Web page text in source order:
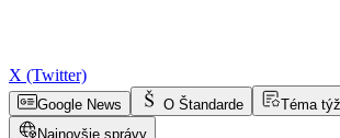
X (Twitter)
Google News O Štandarde
Téma
Najnovšie správy